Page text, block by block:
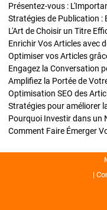
Présentez-vous :
L'Art de Choisir un Titre
Optimiser vos Articles
Engagez la Conversation
Amplifiez la Portée de